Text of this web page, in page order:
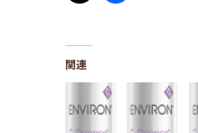
関連